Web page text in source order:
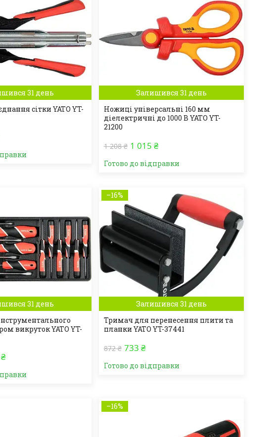
31 день
сітки YATO YT-
Залишився 31 день
Ножиці універсальні 160 мм
діелектричні до 1000 В YATO YT-
21200
1 208 ₴ 1 015 ₴
Готово до відправки
31 день
викруток YATO YT-
–16%
Залишився 31 день
Тримач для перенесення плити та
планки YATO YT-37441
872 ₴ 733 ₴
Готово до відправки
–16%